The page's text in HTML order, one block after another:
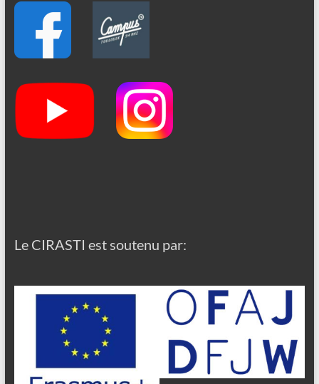
Le CIRASTI est soutenu par: